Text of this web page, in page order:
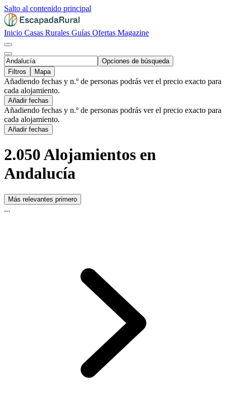
Salto al contenido principal
Inicio Casas Rurales Guías Ofertas Magazine
Opciones de búsqueda
Filtros
Mapa
Añadiendo fechas y n.º de personas podrás ver el precio exacto para
cada alojamiento.
Añadir fechas
Añadiendo fechas y n.º de personas podrás ver el precio exacto para
cada alojamiento.
Añadir fechas
2.050 Alojamientos en
Andalucía
Más relevantes primero
...